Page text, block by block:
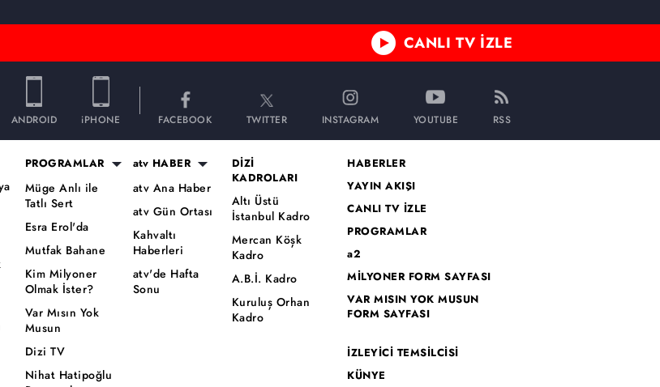
CANLI TV İZLE
ANDROID iPHONE FACEBOOK TWITTER INSTAGRAM YOUTUBE RSS
PROGRAMLAR
Müge Anlı ile
Tatlı Sert
Esra Erol'da
Mutfak Bahane
Kim Milyoner
Olmak İster?
Var Mısın Yok
Musun
Dizi TV
Nihat Hatipoğlu
atv HABER
atv Ana Haber
atv Gün Ortası
Kahvaltı
Haberleri
atv'de Hafta
Sonu
DİZİ
KADROLARI
Altı Üstü
İstanbul Kadro
Mercan Köşk
Kadro
A.B.İ. Kadro
Kuruluş Orhan
Kadro
HABERLER
YAYIN AKIŞI
CANLI TV İZLE
PROGRAMLAR
a2
MİLYONER FORM SAYFASI
VAR MISIN YOK MUSUN
FORM SAYFASI
İZLEYİCİ TEMSİLCİSİ
KÜNYE